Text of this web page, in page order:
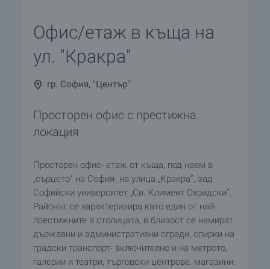
Офис/етаж в къща на
ул. "Кракра"
гр. София, "Център"
Просторен офис с престижна
локация
Просторен офис- етаж от къща, под наем в
„сърцето” на София- на улица „Кракра”, зад
Софийски университет „Св. Климент Охридски”.
Районът се характеризира като един от най-
престижните в столицата, в близост се намират
държавни и административни сгради, спирки на
градски транспорт- включително и на метрото,
галерии и театри, търговски центрове, магазини,